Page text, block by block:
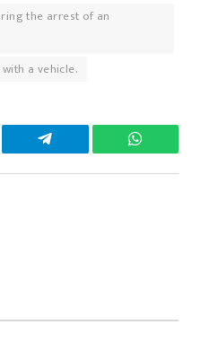
the arrest of an
a vehicle.
Telegram